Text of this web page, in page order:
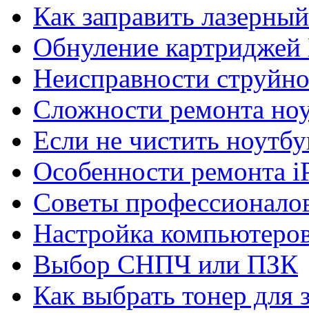
Как заправить
Обнуление
Неисправности
Сложности ремонта
Если не чистить
Особенности ремонта
Советы
Настройка
Выбор СНПЧ или ПЗК
Как выбрать тонер для